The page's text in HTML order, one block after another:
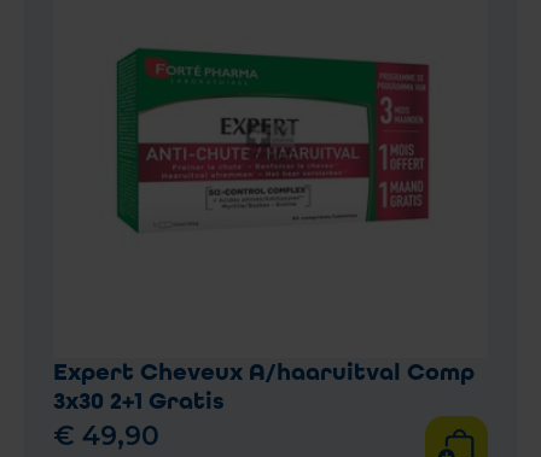
Expert Cheveux A/haaruitval Comp
3x30 2+1 Gratis
€ 49,90